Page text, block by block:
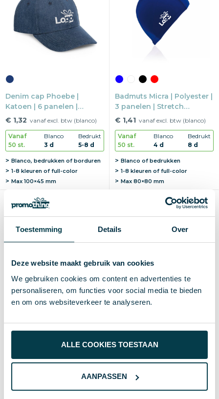
Toestemming Details Over
Deze website maakt gebruik van cookies
We gebruiken cookies om content en advertenties te
personaliseren, om functies voor social media te bieden
en om ons websiteverkeer te analyseren.
ALLE COOKIES TOESTAAN
AANPASSEN
Denim cap Phoebe |
Katoen | 6 panelen |
Metalen sluiting
€ 1,32 vanaf excl. btw (blanco)
Vanaf
50 st.
Blanco
3 d
Bedrukt
5-8 d
Blanco, bedrukken of borduren
1-8 kleuren of full-color
Max 100×45 mm
Badmuts Micra | Polyester |
3 panelen | Stretch
zwemmuts
€ 1,41 vanaf excl. btw (blanco)
Vanaf
50 st.
Blanco
4 d
Bedrukt
8 d
Blanco of bedrukken
1-8 kleuren of full-color
Max 80×80 mm
| Polyester | 5 panelen |
Klittenbandsluiting
vanaf excl. btw (blanco)
Vanaf
Blanco
Bedrukt
Katoen | 5 panelen |
Klittenbandsluiting
€ 1,52 vanaf excl. btw (blanco)
Vanaf
Blanco
Bedrukt